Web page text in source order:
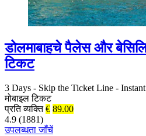
डोलमाबाहचे पैलेस और
टिकट
3 Days - Skip the Ticket Line -
मोबाइल टिकट
प्रति व्यक्ति € 89.00
4.9 (1881)
उपलब्धता जाँचें